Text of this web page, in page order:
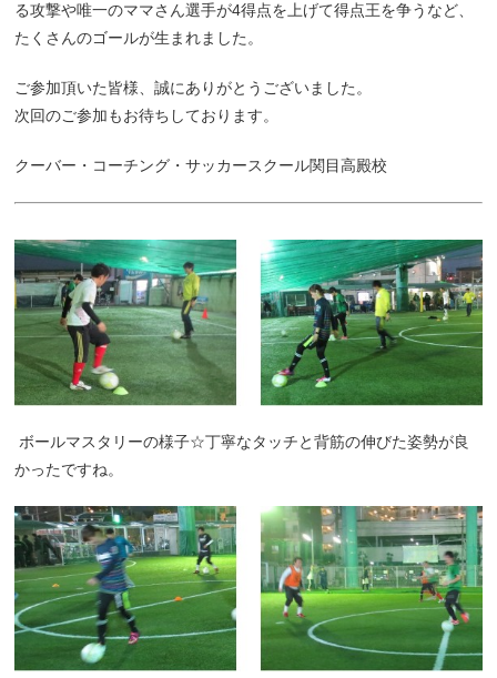
る攻撃や唯一のママさん選手が4得点を上げて得点王を争うなど、
たくさんのゴールが生まれました。
ご参加頂いた皆様、誠にありがとうございました。
次回のご参加もお待ちしております。
クーバー・コーチング・サッカースクール関目高殿校
ボールマスタリーの様子☆丁寧なタッチと背筋の伸びた姿勢が良
かったですね。